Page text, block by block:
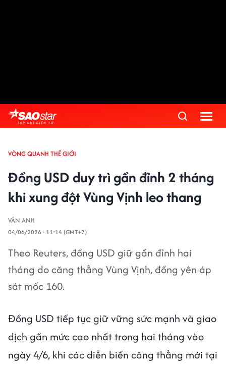
VÒNG QUANH THẾ GIỚI
Đồng USD duy trì gần đỉnh 2 tháng
khi xung đột Vùng Vịnh leo thang
VÂN ANH
04/06/2026 - 11:14 (GMT+7)
Theo Reuters, đồng USD giữ gần đỉnh hai
tháng do căng thẳng Vùng Vịnh, đồng yên áp
sát mốc 160.
Đồng USD tiếp tục giữ vững sức mạnh và giao
dịch gần mức cao nhất trong hai tháng vào
ngày 4/6, khi các diễn biến căng thẳng mới tại